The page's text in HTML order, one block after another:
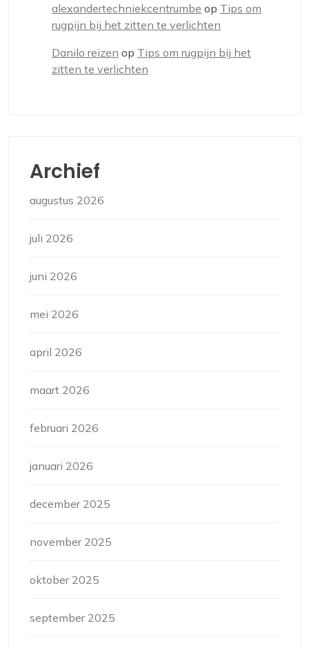
alexandertechniekcentrumbe op Tips om
rugpijn bij het zitten te verlichten
Danilo reizen op Tips om rugpijn bij het
zitten te verlichten
Archief
augustus 2026
juli 2026
juni 2026
mei 2026
april 2026
maart 2026
februari 2026
januari 2026
december 2025
november 2025
oktober 2025
september 2025